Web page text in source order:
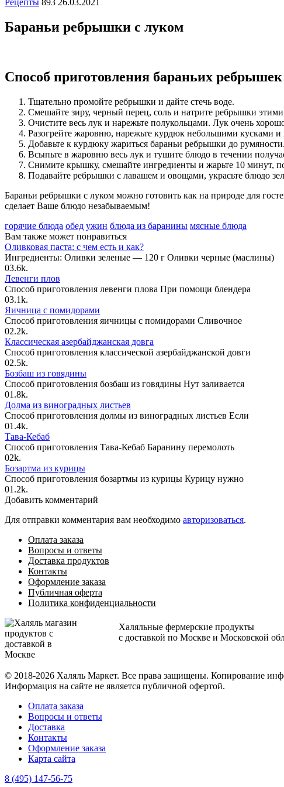
Рецепты 893 26.03.2021
Бараньи ребрышки с луком
Способ приготовления бараньих
Тщательно промойте ребрышки и дайте стечь воде.
Смешайте зиру, черный перец, соль и натрите ребрышки
Очистите весь лук и нарежьте полукольцами. Лук очень
Разогрейте жаровню, нарежьте курдюк небольшими кусками и
Добавьте к курдюку жариться бараньи ребрышки до румяности.
Всыпьте в жаровню весь лук и тушите блюдо в течении
Снимите крышку, смешайте ингредиенты и жарьте 10 минут,
Подавайте ребрышки с лавашем и овощами, украсьте блюдо
Бараньи ребрышки с луком можно готовить как на природе для
сделает Ваше блюдо незабываемым!
горячие блюда обед ужин блюда из баранины мясные блюда
Вам также может понравиться
Оливковая паста: с чем есть и как?
Ингредиенты: Оливки зеленые — 120 г Оливки черные (маслины)
03.6k.
Левенги плов
Способ приготовления левенги плова При помощи блендера
03.1k.
Яичница с помидорами
Способ приготовления яичницы с помидорами Сливочное
02.2k.
Классическая азербайджанская довга
Способ приготовления классической азербайджанской довги
02.5k.
Бозбаш из говядины
Способ приготовления бозбаш из говядины Нут заливается
01.8k.
Долма из виноградных листьев
Способ приготовления долмы из виноградных листьев Если
01.4k.
Тава-Кебаб
Способ приготовления Тава-Кебаб Баранину перемолоть
02k.
Бозартма из курицы
Способ приготовления бозартмы из курицы Курицу нужно
01.2k.
Добавить комментарий
Для отправки комментария вам необходимо авторизоваться.
Оплата заказа
Вопросы и ответы
Доставка продуктов
Контакты
Оформление заказа
Публичная оферта
Политика конфиденциальности
Халяльные фермерские продукты
с доставкой по Москве и Московской
© 2018-2026 Халяль Маркет. Все права защищены. Копирование
Информация на сайте не является публичной офертой.
Оплата заказа
Вопросы и ответы
Доставка
Контакты
Оформление заказа
Карта сайта
8 (495) 147-56-75